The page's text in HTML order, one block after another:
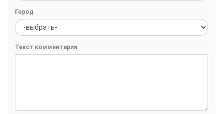
Город
Текст комментария